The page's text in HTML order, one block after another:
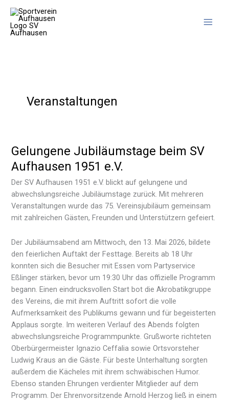
Inhalt
springen
Veranstaltungen
Gelungene Jubiläumstage beim SV
Aufhausen 1951 e.V.
Der SV Aufhausen 1951 e.V. blickt auf gelungene und
abwechslungsreiche Jubiläumstage zurück. Mit mehreren
Veranstaltungen wurde das 75. Vereinsjubiläum gemeinsam
mit zahlreichen Gästen, Freunden und Unterstützern gefeiert.
Der Jubiläumsabend am Mittwoch, den 13. Mai 2026, bildete
den feierlichen Auftakt der Festtage. Bereits ab 18 Uhr
konnten sich die Besucher mit Essen vom Partyservice
Eßlinger stärken, bevor um 19:30 Uhr das offizielle Programm
begann. Einen eindrucksvollen Start bot die Akrobatikgruppe
des Vereins, die mit ihrem Auftritt sofort die volle
Aufmerksamkeit des Publikums gewann und für begeisterten
Applaus sorgte. Im weiteren Verlauf des Abends folgten
abwechslungsreiche Programmpunkte. Grußworte richteten
Oberbürgermeister Ignazio Ceffalia sowie Ortsvorsteher
Ludwig Kraus an die Gäste. Für beste Unterhaltung sorgten
außerdem die Kächeles mit ihrem schwäbischen Humor.
Ebenso standen Ehrungen verdienter Mitglieder auf dem
Programm. Der Ehrenvorsitzende Arnold Herzog ließ in einem